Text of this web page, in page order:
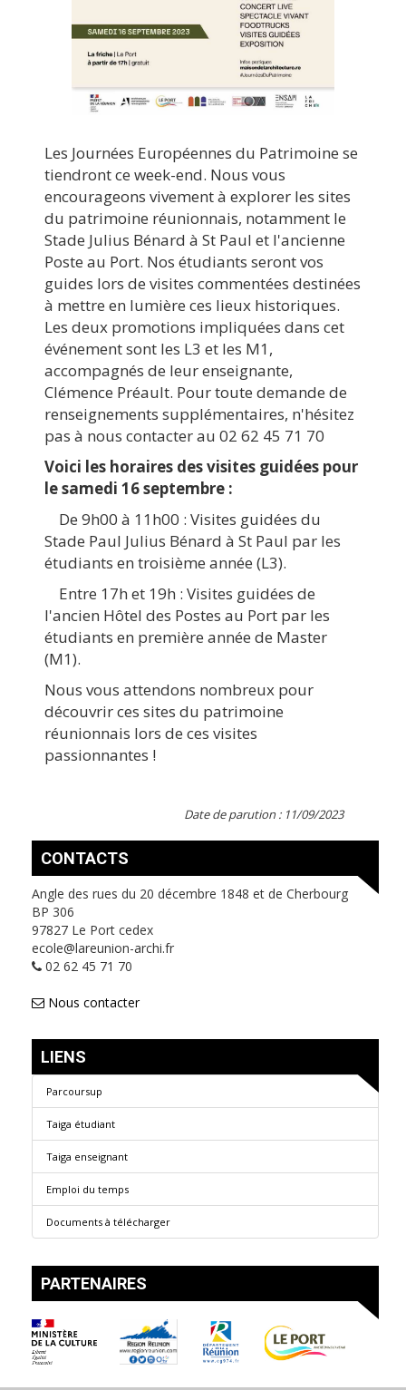
Les Journées Européennes du Patrimoine se
tiendront ce week-end. Nous vous
encourageons vivement à explorer les sites
du patrimoine réunionnais, notamment le
Stade Julius Bénard à St Paul et l'ancienne
Poste au Port. Nos étudiants seront vos
guides lors de visites commentées destinées
à mettre en lumière ces lieux historiques.
Les deux promotions impliquées dans cet
événement sont les L3 et les M1,
accompagnés de leur enseignante,
Clémence Préault. Pour toute demande de
renseignements supplémentaires, n'hésitez
pas à nous contacter au 02 62 45 71 70
Voici les horaires des visites guidées pour
le samedi 16 septembre :
De 9h00 à 11h00 : Visites guidées du
Stade Paul Julius Bénard à St Paul par les
étudiants en troisième année (L3).
Entre 17h et 19h : Visites guidées de
l'ancien Hôtel des Postes au Port par les
étudiants en première année de Master
(M1).
Nous vous attendons nombreux pour
découvrir ces sites du patrimoine
réunionnais lors de ces visites
passionnantes !
Date de parution : 11/09/2023
CONTACTS
Angle des rues du 20 décembre 1848 et de Cherbourg
BP 306
97827 Le Port cedex
ecole@lareunion-archi.fr
02 62 45 71 70
Nous contacter
LIENS
Parcoursup
Taiga étudiant
Taiga enseignant
Emploi du temps
Documents à télécharger
PARTENAIRES